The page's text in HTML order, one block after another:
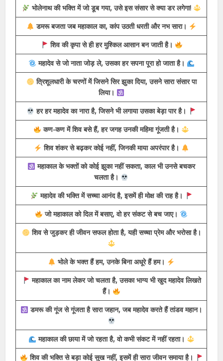
Download
भोले की भक्ति में जो लीन हो गया, वो इस दुनिया से बेफिक्र हो गया।
महाकाल की भक्ति ही सबसे बड़ा सहारा है, इसी में जीवन का सच्चा किनारा
है।
भोलेनाथ की भक्ति में जो डूब गया, उसे इस संसार से क्या डर लगेगा!
डमरू बजता जब महाकाल का, कांप उठती धरती और नभ सारा।
शिव की कृपा से ही हर मुश्किल आसान बन जाती है।
महादेव से जो नाता जोड़ ले, उसका हर सपना पूरा हो जाता है।
त्रिशूलधारी के चरणों में जिसने सिर झुका दिया, उसने सारा संसार पा
लिया।
हर हर महादेव का नारा है, जिसने भी लगाया उसका बेड़ा पार है।
कण-कण में शिव बसे हैं, हर जगह उनकी महिमा गूंजती है।
शिव शंकर से बढ़कर कोई नहीं, जिनकी माया अपरंपार है।
महाकाल के भक्तों को कोई झुका नहीं सकता, काल भी उनसे बचकर
चलता है।
महादेव की भक्ति में सच्चा आनंद है, इसमें ही मोक्ष की राह है।
जो महाकाल को दिल में बसाए, वो हर संकट से बच जाए।
शिव से जुड़कर ही जीवन सफल होता है, यही सच्चा प्रेम और भरोसा है।
भोले के भक्त हैं हम, उनके बिना अधूरे हैं हम।
महाकाल का नाम लेकर जो चलता है, उसका भाग्य भी खुद महादेव लिखते